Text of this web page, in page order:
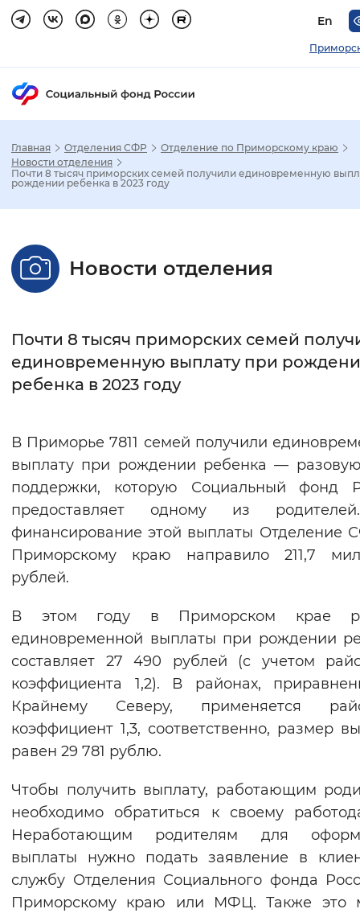
En
Стандартный Увеличенный
Без засечек С засечками
Интервал между буквами
Цвет сайта
Монохромный Инверсивный
Синий фон
Звуковой ассистент
Воспроизвести Остановить
Вернуть стандартные настройки
Главная Отделения СФР
Отделение по Приморскому краю
Новости отделения
Почти 8 тысяч приморских семей получили единовременную
рождении ребенка в 2023 году
Новости отделения
Почти 8 тысяч приморских семей
единовременную выплату при
ребенка в 2023 году
В Приморье 7811 семей получили
выплату при рождении ребенка —
поддержки, которую Социальный фонд
предоставляет одному из
финансирование этой выплаты Отделение
Приморскому краю направило 211,7
рублей.
В этом году в Приморском крае
единовременной выплаты при рождении
составляет 27 490 рублей (с учетом
коэффициента 1,2). В районах,
Крайнему Северу, применяется
коэффициент 1,3, соответственно, размер
равен 29 781 рублю.
Чтобы получить выплату, работающим
необходимо обратиться к своему
Неработающим родителям для
выплаты нужно подать заявление в
службу Отделения Социального фонда
Приморскому краю или МФЦ. Также это